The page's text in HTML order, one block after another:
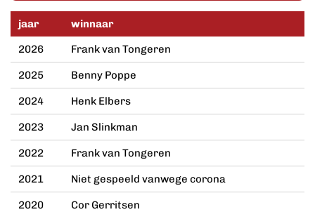
jaar
winnaar
2026
Frank van Tongeren
2025 Benny Poppe
2024 Henk Elbers
2023 Jan Slinkman
2022 Frank van Tongeren
2021 Niet gespeeld vanwege corona
2020 Cor Gerritsen